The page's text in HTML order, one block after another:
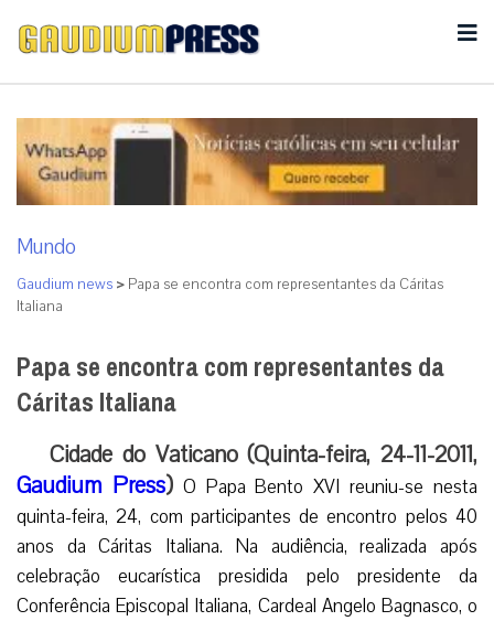
Mundo
Gaudium news > Papa se encontra com representantes da Cáritas
Italiana
Papa se encontra com representantes da
Cáritas Italiana
Cidade do Vaticano (Quinta-feira, 24-11-2011,
Gaudium Press)O Papa Bento XVI reuniu-se nesta
quinta-feira, 24, com participantes de encontro pelos 40
anos da Cáritas Italiana. Na audiência, realizada após
celebração eucarística presidida pelo presidente da
Conferência Episcopal Italiana, Cardeal Angelo Bagnasco, o